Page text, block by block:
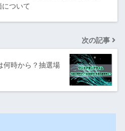
について
次の記事
何時から？抽選場